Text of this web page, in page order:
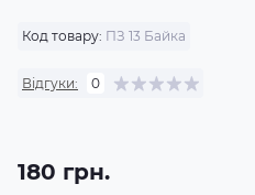
Код товару: ПЗ 13 Байка
Відгуки: 0
180 грн.